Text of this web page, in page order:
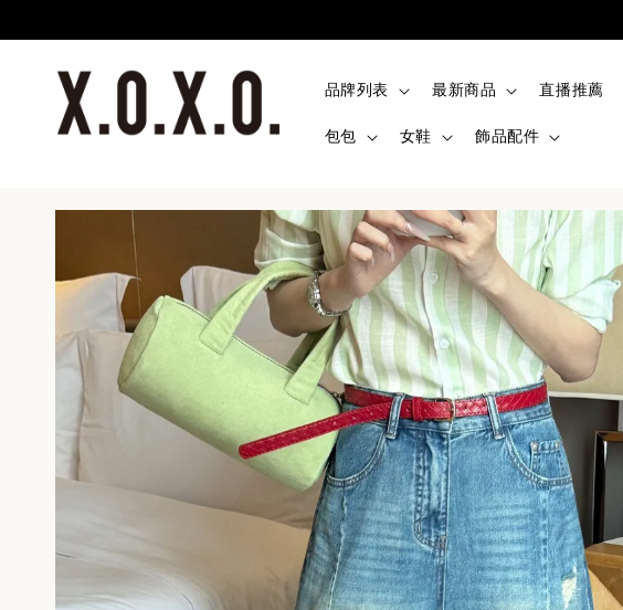
品牌列表 最新商品 直播推薦
包包 女鞋 飾品配件